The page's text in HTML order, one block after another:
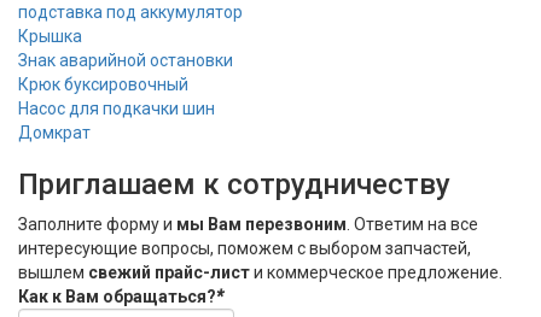
подставка под аккумулятор
Крышка
Знак аварийной остановки
Крюк буксировочный
Насос для подкачки шин
Домкрат
Приглашаем к сотрудничеству
Заполните форму и мы Вам перезвоним . Ответим на все
интересующие вопросы, поможем с выбором запчастей,
вышлем свежий прайс-листи коммерческое предложение.
Как к Вам обращаться?*